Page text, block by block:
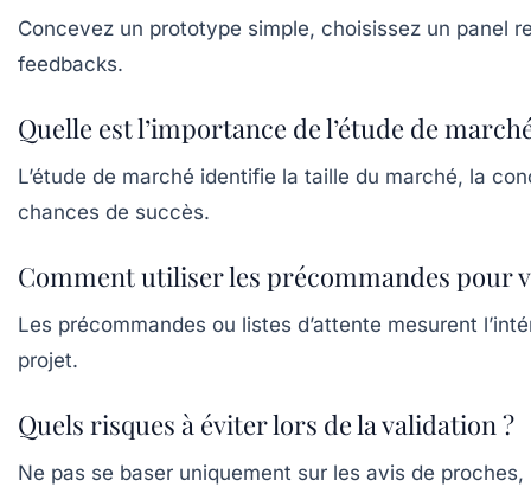
Concevez un prototype simple, choisissez un panel
feedbacks.
Quelle est l’importance de l’étude de
L’étude de marché identifie la taille du marché, la
chances de succès.
Comment utiliser les précommandes pour
Les précommandes ou listes d’attente mesurent
projet.
Quels risques à éviter lors de la validation ?
Ne pas se baser uniquement sur les avis de